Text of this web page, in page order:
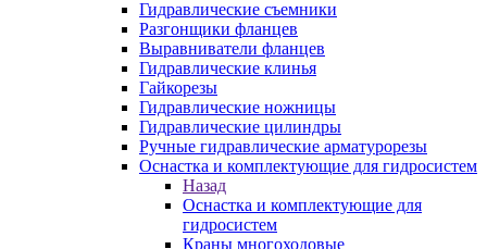
Гидравлические съемники
Разгонщики фланцев
Выравниватели фланцев
Гидравлические клинья
Гайкорезы
Гидравлические ножницы
Гидравлические цилиндры
Ручные гидравлические арматурорезы
Оснастка и комплектующие для гидросистем
Назад
Оснастка и комплектующие для
гидросистем
Краны многоходовые